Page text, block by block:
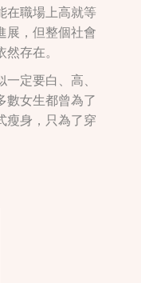
在職場上高就等
展，但整個社會
存在。
定要白、高、
數女生都曾為了
瘦身，只為了穿